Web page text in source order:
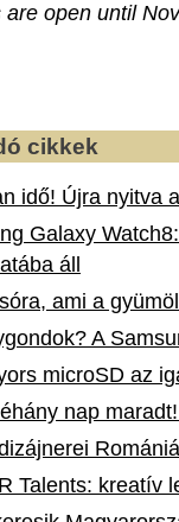
are open until
cikkek
idő! Újra nyitva
Galaxy
áll
ami a
A
microSD az
nap
Talents: kreatív